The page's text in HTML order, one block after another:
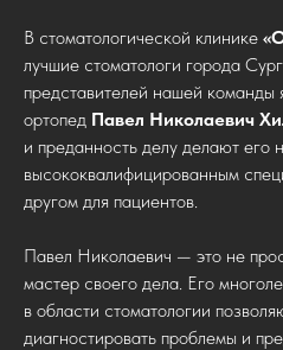
В стоматологической клинике
лучшие стоматологи города
представителей нашей команды
ортопед Павел Николаевич
и преданность делу делают его
высококвалифицированным
другом для пациентов.
Павел Николаевич — это не
мастер своего дела. Его
в области стоматологии
диагностировать проблемы и